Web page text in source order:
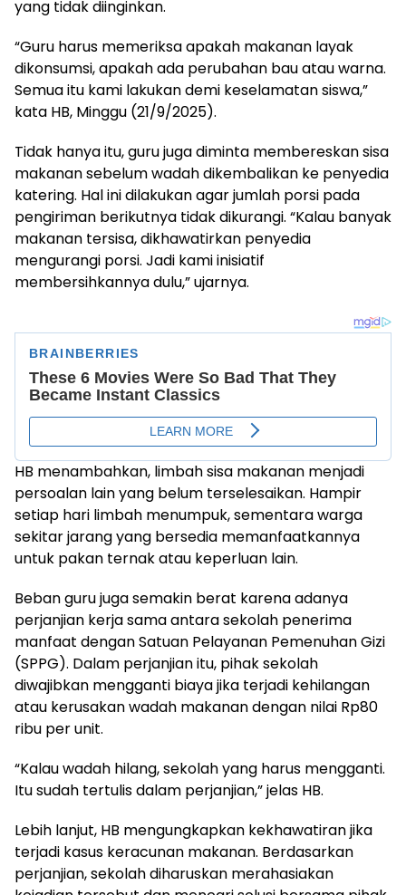
yang tidak diinginkan.
“Guru harus memeriksa apakah makanan layak
dikonsumsi, apakah ada perubahan bau atau warna.
Semua itu kami lakukan demi keselamatan siswa,”
kata HB, Minggu (21/9/2025).
Tidak hanya itu, guru juga diminta membereskan sisa
makanan sebelum wadah dikembalikan ke penyedia
katering. Hal ini dilakukan agar jumlah porsi pada
pengiriman berikutnya tidak dikurangi. “Kalau banyak
makanan tersisa, dikhawatirkan penyedia
mengurangi porsi. Jadi kami inisiatif
membersihkannya dulu,” ujarnya.
HB menambahkan, limbah sisa makanan menjadi
persoalan lain yang belum terselesaikan. Hampir
setiap hari limbah menumpuk, sementara warga
sekitar jarang yang bersedia memanfaatkannya
untuk pakan ternak atau keperluan lain.
Beban guru juga semakin berat karena adanya
perjanjian kerja sama antara sekolah penerima
manfaat dengan Satuan Pelayanan Pemenuhan Gizi
(SPPG). Dalam perjanjian itu, pihak sekolah
diwajibkan mengganti biaya jika terjadi kehilangan
atau kerusakan wadah makanan dengan nilai Rp80
ribu per unit.
“Kalau wadah hilang, sekolah yang harus mengganti.
Itu sudah tertulis dalam perjanjian,” jelas HB.
Lebih lanjut, HB mengungkapkan kekhawatiran jika
terjadi kasus keracunan makanan. Berdasarkan
perjanjian, sekolah diharuskan merahasiakan